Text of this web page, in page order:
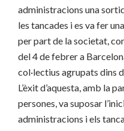
administracions una
les tancades i es va fer
per part de la societat,
del 4 de febrer a
col·lectius agrupats dins
L’èxit d’aquesta, amb la
persones, va suposar
administracions i els